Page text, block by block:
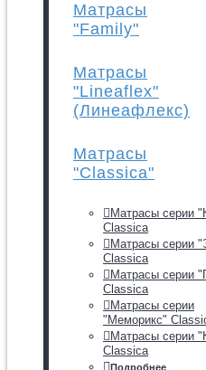
Матрасы
"Family"
Матрасы
"Lineaflex"
(Линеафлекс)
Матрасы
"Classica"
Матрасы серии
Classica
Матрасы серии
Classica
Матрасы серии
Classica
Матрасы серии
"Меморикс"
Матрасы серии
Classica
Подробнее